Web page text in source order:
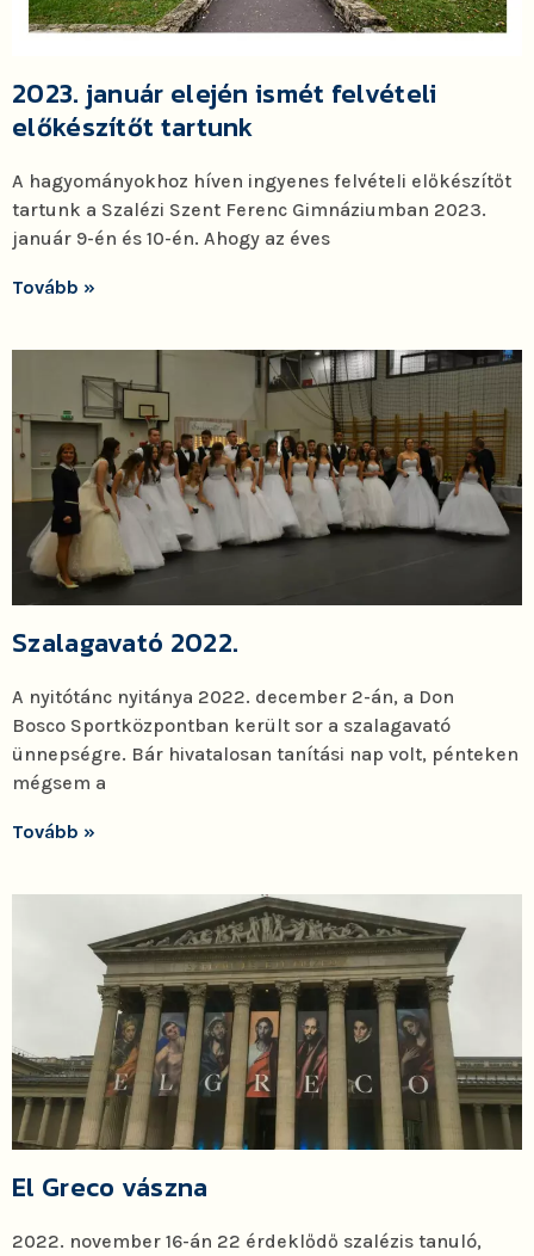
2023. január elején ismét felvételi
előkészítőt tartunk
A hagyományokhoz híven ingyenes felvételi előkészítőt
tartunk a Szalézi Szent Ferenc Gimnáziumban 2023.
január 9-én és 10-én. Ahogy az éves
Tovább »
Szalagavató 2022.
A nyitótánc nyitánya 2022. december 2-án, a Don
Bosco Sportközpontban került sor a szalagavató
ünnepségre. Bár hivatalosan tanítási nap volt, pénteken
mégsem a
Tovább »
El Greco vászna
2022. november 16-án 22 érdeklődő szalézis tanuló,